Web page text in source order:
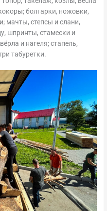
болгарки, ножовки,
мачты, степсы и слани,
шпринты, стамески и
и нагеля; стапель,
табуретки.